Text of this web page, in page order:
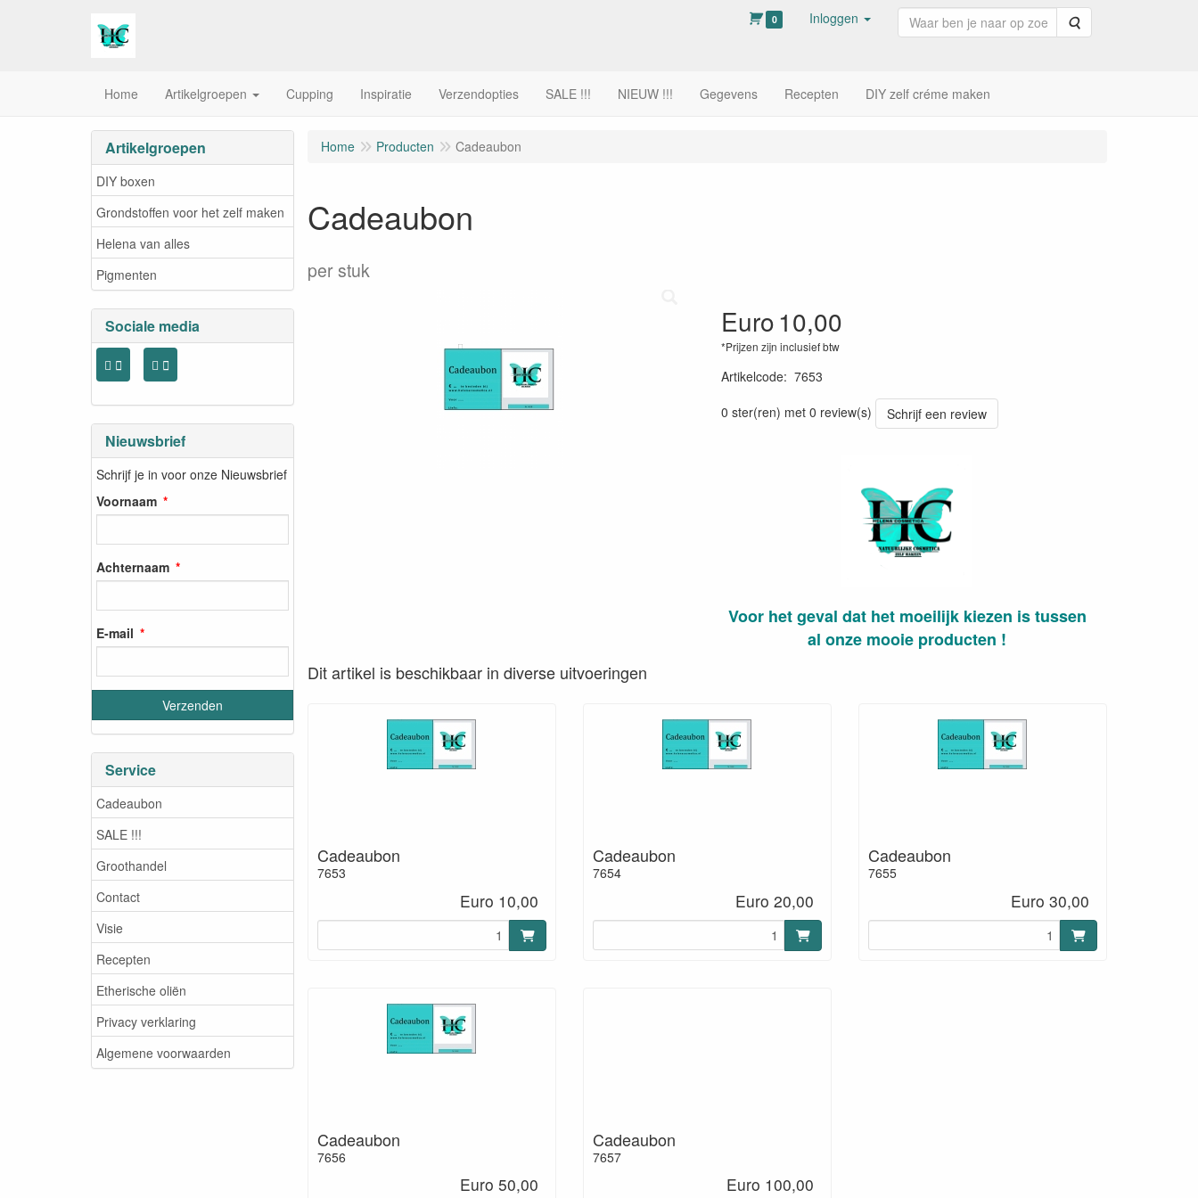
0 Inloggen Zoeken
Home Artikelgroepen Cupping Inspiratie Verzendopties SALE !!! NIEUW !!! Gegevens Recepten DIY zelf créme maken
Artikelgroepen
DIY boxen
Grondstoffen voor het zelf maken
Helena van alles
Pigmenten
Sociale media
Nieuwsbrief
Schrijf je in voor onze Nieuwsbrief
Voornaam
Achternaam
E-mail
Service
Cadeaubon
SALE !!!
Groothandel
Contact
Visie
Recepten
Etherische oliën
Privacy verklaring
Algemene voorwaarden
Home Producten Cadeaubon
Cadeaubon
per stuk
Euro10,00
*Prijzen zijn inclusief btw
Artikelcode: 7653
0 ster(ren) met 0 review(s)
Schrijf een review
Voor het geval dat het moeilijk kiezen is tussen
al onze mooie producten !
Dit artikel is beschikbaar in diverse uitvoeringen
Cadeaubon
7653
Euro 10,00
Cadeaubon
7654
Euro 20,00
Cadeaubon
7655
Euro 30,00
Cadeaubon
7656
Euro 50,00
Cadeaubon
7657
Euro 100,00